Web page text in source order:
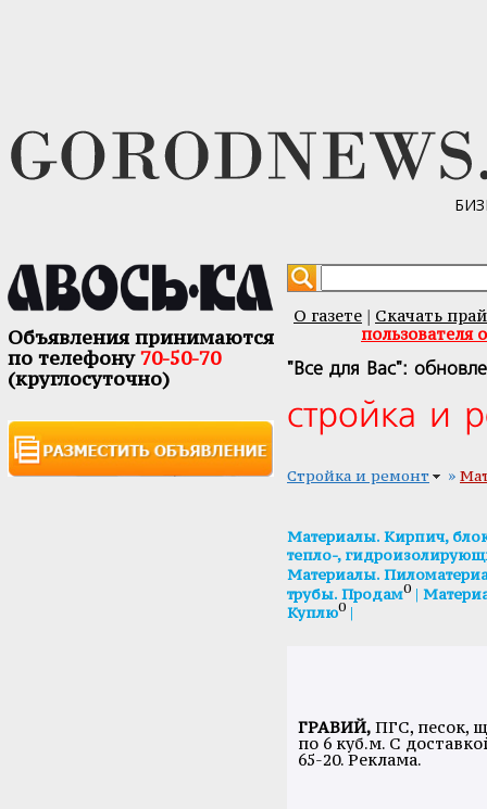
Объявления принимаются
по телефону70-50-70
(круглосуточно)
О газете
Скачать
пользователя
"Все для Вас":
стройка и
Стройка и ремонт »
Материалы. Кирпич,
тепло-,
Материалы.
трубы. Продам0 |
Куплю0 |
ГРАВИЙ, ПГС, песок,
по 6 куб.м. С
65-20. Реклама.